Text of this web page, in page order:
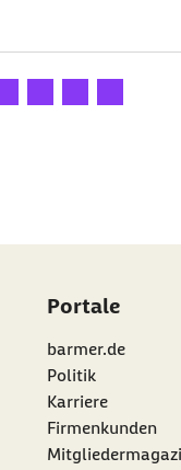
1 Stern
Bewertung: 2 Sterne
Ihre Bewertung: 3
Ihre Ihre
Portale
barmer.de
Politik
Karriere
Firmenkunden